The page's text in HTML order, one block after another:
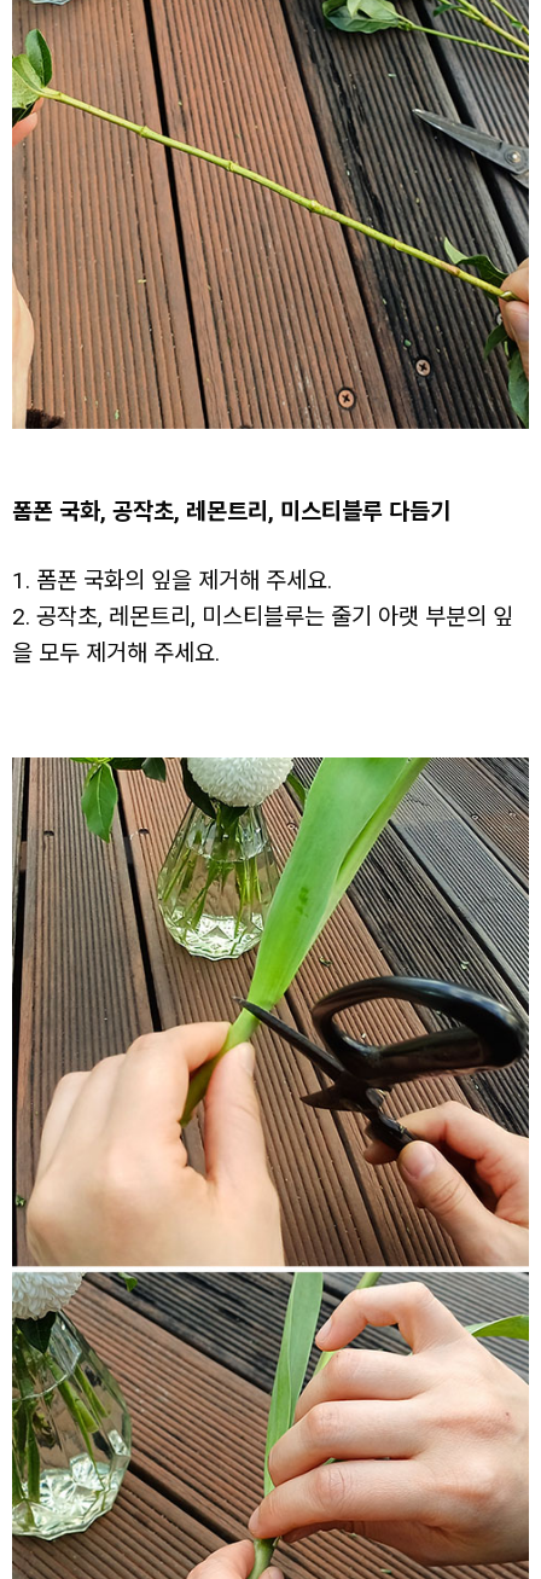
폼폰 국화, 공작초, 레몬트리, 미스티블루 다듬기
1. 폼폰 국화의 잎을 제거해 주세요.
2. 공작초, 레몬트리, 미스티블루는 줄기 아랫 부분의 잎
을 모두 제거해 주세요.